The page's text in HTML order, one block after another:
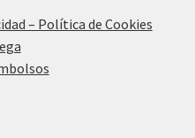
– Política de Cookies